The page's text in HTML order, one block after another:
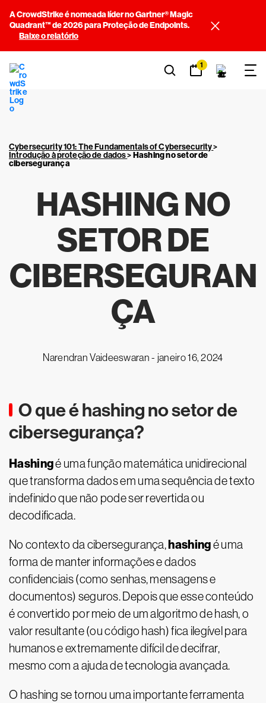
A CrowdStrike é nomeada líder no Gartner® Magic
Quadrant™ de 2026 para Proteção de Endpoints.
Baixe o relatório
1
Cybersecurity 101: The Fundamentals of Cybersecurity>
Introdução à proteção de dados>Hashing no setor de
cibersegurança
HASHING NO
SETOR DE
CIBERSEGURAN
ÇA
Narendran Vaideeswaran - janeiro 16, 2024
O que é hashing no setor de
cibersegurança?
Hashingé uma função matemática unidirecional
que transforma dados em uma sequência de texto
indefinido que não pode ser revertida ou
decodificada.
No contexto da cibersegurança,hashingé uma
forma de manter informações e dados
confidenciais (como senhas, mensagens e
documentos) seguros. Depois que esse conteúdo
é convertido por meio de um algoritmo de hash, o
valor resultante (ou código hash) fica ilegível para
humanos e extremamente difícil de decifrar,
mesmo com a ajuda de tecnologia avançada.
O hashing se tornou uma importante ferramenta